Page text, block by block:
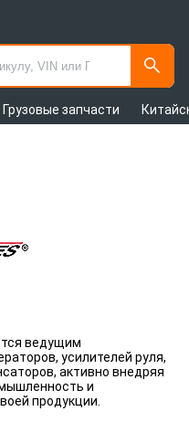
Грузовые запчасти
ведущим
усилителей руля,
активно внедряя
и
продукции.